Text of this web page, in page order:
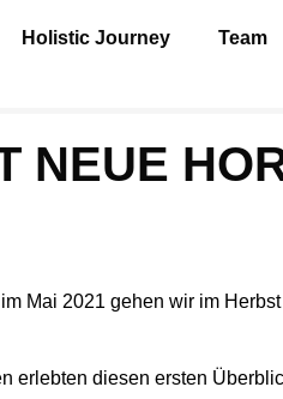
Holistic Journey Team
NEUE
Mai 2021 gehen wir im
erlebten diesen ersten